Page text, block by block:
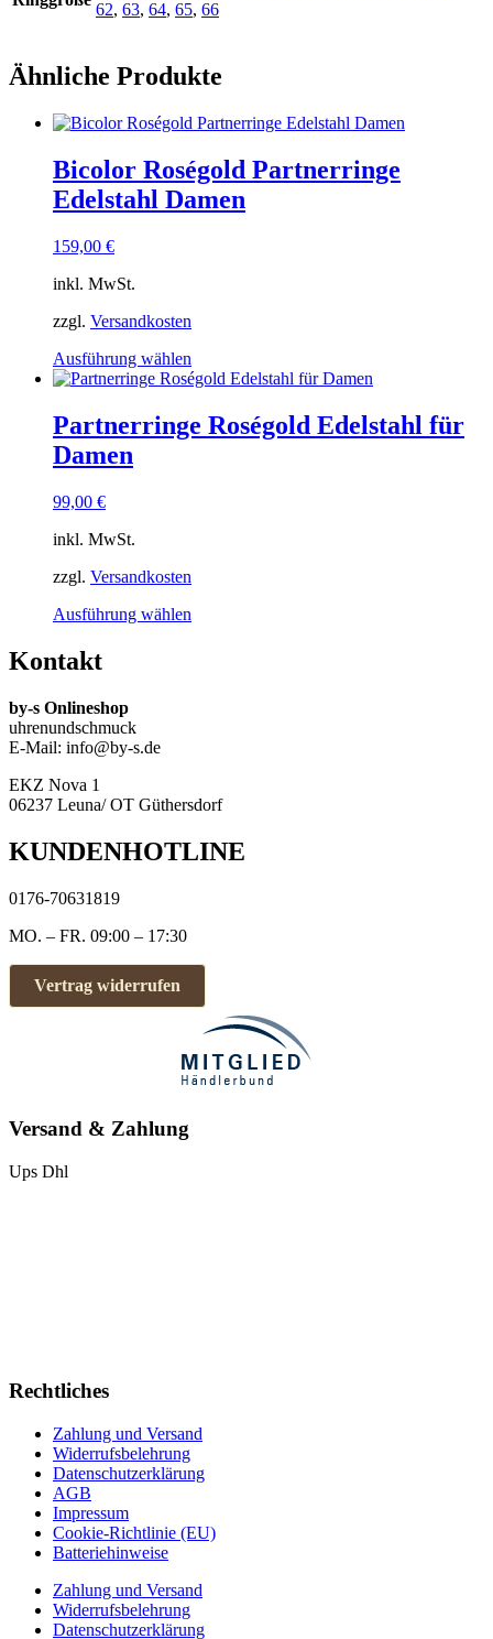
62, 63, 64, 65, 66
Ähnliche Produkte
Bicolor Roségold Partnerringe
Edelstahl Damen
159,00 €
inkl. MwSt.
zzgl. Versandkosten
Ausführung wählen
Produkt
mehrere
Varianten
werden
Partnerringe Roségold Edelstahl für
Damen
99,00 €
inkl. MwSt.
zzgl. Versandkosten
Ausführung wählen
der
gewählt
Kontakt
by-s Onlineshop
uhrenundschmuck
E-Mail: info@by-s.de
EKZ Nova 1
06237 Leuna/ OT Güthersdorf
KUNDENHOTLINE
0176-70631819
MO. – FR. 09:00 – 17:30
Vertrag widerrufen
Versand & Zahlung
Ups Dhl
Rechtliches
Zahlung und Versand
Widerrufsbelehrung
Datenschutzerklärung
AGB
Impressum
Cookie-Richtlinie (EU)
Batteriehinweise
Zahlung und Versand
Widerrufsbelehrung
Datenschutzerklärung